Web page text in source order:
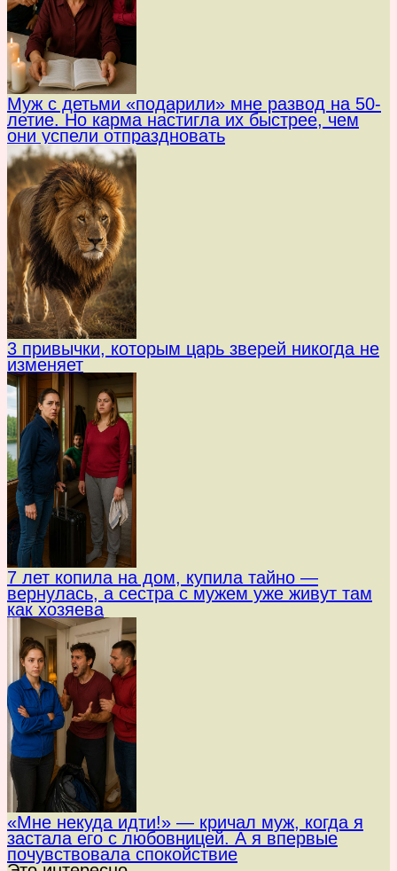
Муж с детьми «подарили» мне развод на 50-
летие. Но карма настигла их быстрее, чем
они успели отпраздновать
3 привычки, которым царь зверей никогда не
изменяет
7 лет копила на дом, купила тайно —
вернулась, а сестра с мужем уже живут там
как хозяева
«Мне некуда идти!» — кричал муж, когда я
застала его с любовницей. А я впервые
почувствовала спокойствие